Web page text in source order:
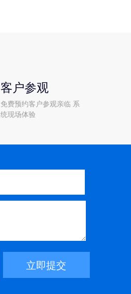
客户参观
免费预约客户参观亲临 系
统现场体验
立即提交